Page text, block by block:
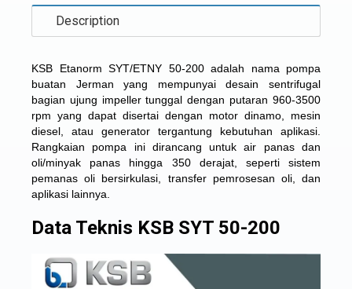
Description
KSB Etanorm SYT/ETNY 50-200adalah nama pompa
buatan Jerman yang mempunyai desain sentrifugal
bagian ujung impeller tunggal dengan putaran 960-3500
rpm yang dapat disertai dengan motor dinamo, mesin
diesel, atau generator tergantung kebutuhan aplikasi.
Rangkaian pompa ini dirancang untuk air panas dan
oli/minyak panas hingga 350 derajat, seperti sistem
pemanas oli bersirkulasi, transfer pemrosesan oli, dan
aplikasi lainnya.
Data Teknis KSB SYT 50-200